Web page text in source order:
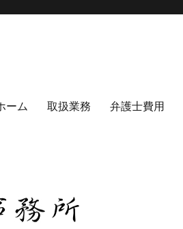
ーム 取扱業務 弁護士費用